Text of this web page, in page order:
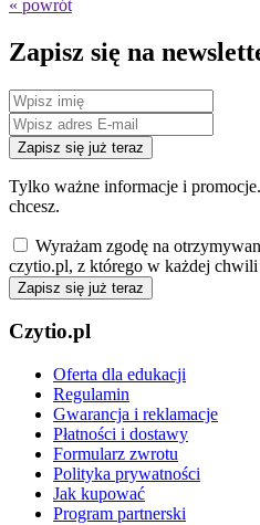
« powrót
Zapisz się na
Zapisz się już teraz
Tylko ważne informacje i
chcesz.
Wyrażam zgodę na
czytio.pl, z którego w każdej
Zapisz się już teraz
Czytio.pl
Oferta dla edukacji
Regulamin
Gwarancja i reklamacje
Płatności i dostawy
Formularz zwrotu
Polityka prywatności
Jak kupować
Program partnerski